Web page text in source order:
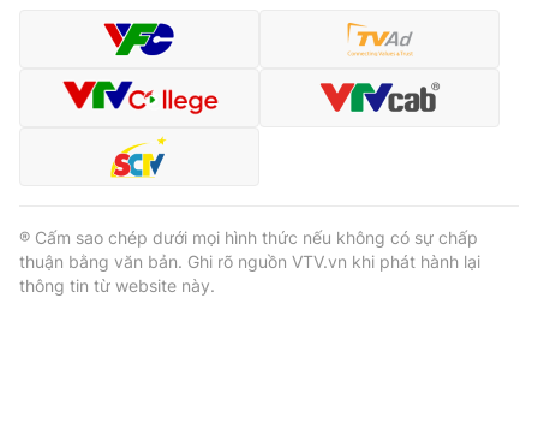
® Cấm sao chép dưới mọi hình thức nếu không có sự chấp
thuận bằng văn bản. Ghi rõ nguồn VTV.vn khi phát hành lại
thông tin từ website này.